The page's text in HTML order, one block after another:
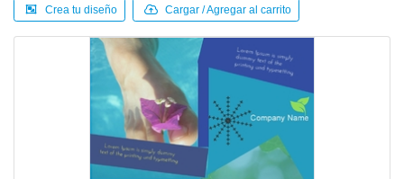
Crea tu diseño Cargar / Agregar al carrito